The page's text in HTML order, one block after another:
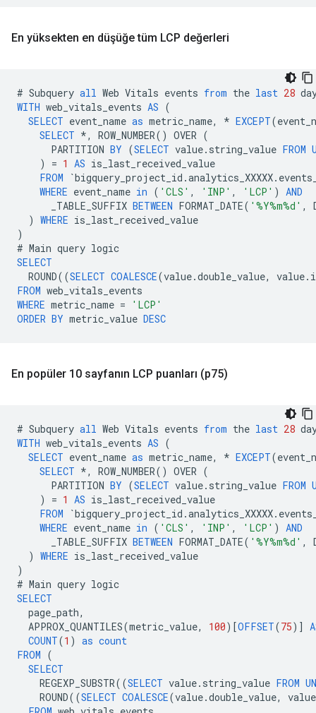
En yüksekten en düşüğe tüm LCP değerleri
# Subquery all Web Vitals events from the last 28
WITH web_vitals_events AS (
SELECT event_name as metric_name, * EXCEPT(
SELECT *, ROW_NUMBER() OVER (
PARTITION BY (SELECT value. string_value FROM
)
= 1 AS is_last_received_value
FROM
`bigquery_project_id .analytics_XXXXX.
WHERE event_name in ( 'CLS' , 'INP' , 'LCP' )
AND
_TABLE_SUFFIX BETWEEN FORMAT_DATE( '%Y%m%d' ,
) WHERE is_last_received_value
)
# Main query logic
SELECT
ROUND((SELECT COALESCE(value.double_value, value.
FROM web_vitals_events
WHERE metric_name =
'LCP'
ORDER BY metric_value DESC
En popüler 10 sayfanın LCP puanları (p75)
# Subquery all Web Vitals events from the last 28
WITH web_vitals_events AS (
SELECT event_name as metric_name, * EXCEPT(
SELECT *, ROW_NUMBER() OVER (
PARTITION BY (SELECT value. string_value FROM
)
= 1 AS is_last_received_value
FROM
`bigquery_project_id .analytics_XXXXX.
WHERE event_name in ( 'CLS' , 'INP' , 'LCP' )
AND
_TABLE_SUFFIX BETWEEN FORMAT_DATE( '%Y%m%d' ,
) WHERE is_last_received_value
)
# Main query logic
SELECT
page_path,
APPROX_QUANTILES(metric_value, 100)[OFFSET(75)]
COUNT(1 ) as count
FROM (
SELECT
REGEXP_SUBSTR((SELECT value. string_value FROM
ROUND((SELECT COALESCE(value.double_value,
value